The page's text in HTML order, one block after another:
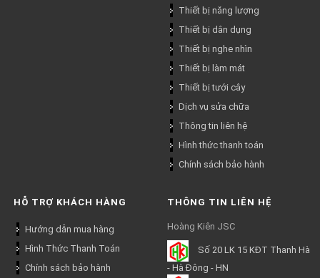
Thiết bị năng lượng
Thiết bị dân dụng
Thiết bị nghe nhìn
Thiết bị làm mát
Thiết bị tưới cây
Dịch vụ sửa chữa
Thông tin liên hệ
Hình thức thanh toán
Chính sách bảo hành
HỖ TRỢ KHÁCH HÀNG
Hướng dẫn mua hàng
Hình Thức Thanh Toán
Chính sách bảo hành
THÔNG TIN LIÊN HỆ
Hoàng Kiên JSC
Số 20 LK 15 KĐT Thanh Hà
- Hà Đông - HN